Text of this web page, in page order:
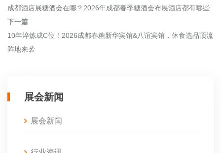
成都酒店展糖酒会在哪？2026年成都春季糖酒会布展酒店都有哪些
下一篇
10年淬炼成C位！2026成都春糖新华宾馆&八谊宾馆，休食选品顶流
阵地来袭
展会新闻
展会新闻